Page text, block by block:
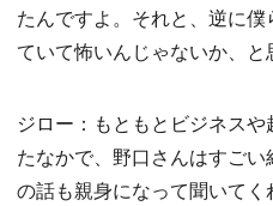
たんですよ。それと、逆に
ていて怖いんじゃないか、と
ジロー：もともとビジネス
たなかで、野口さんはすご
の話も親身になって聞いて